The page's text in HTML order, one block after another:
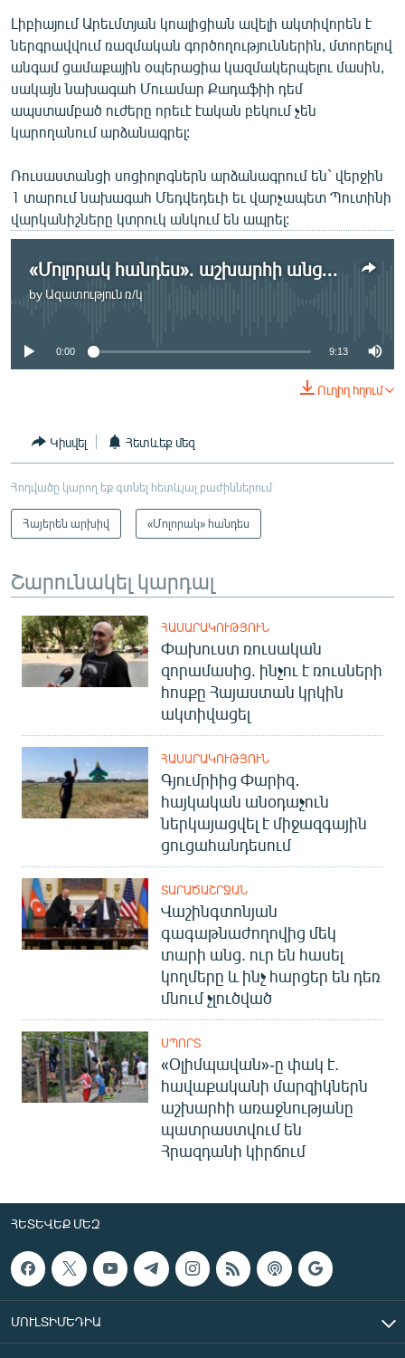
ՁԳՏԵԼՈՎ ԼԱՎԱԳՈՒՅՆԻՆ
ՓՈԴՔԱՍԹ
Հայերեն
Русский
ՀԵՏԵՎԵՔ ՄԵԶ
«Ազատության» բոլոր կայքերը
Լիբիայում Արեւմտյան կոալիցիան ավելի ակտիվորեն է
ներգրավվում ռազմական գործողություններին, մտորելով
անգամ ցամաքային օպերացիա կազմակերպելու մասին,
սակայն նախագահ Մուամար Քադաֆիի դեմ
ապստամբած ուժերը որեւէ էական բեկում չեն
կարողանում արձանագրել:
Ռուսաստանցի սոցիոլոգներն արձանագրում են` վերջին
1 տարում նախագահ Մեդվեդեւի եւ վարչապետ Պուտինի
վարկանիշները կտրուկ անկում են ապրել:
«Մոլորակ հանդես». աշխարհի անցուդարձը
by Ազատություն ռ/կ
No media source currently available
0:00 9:13
Ուղիղ հղում
Կիսվել Հետևեք մեզ
Հոդվածը կարող եք գտնել հետևյալ բաժիններում
Հայերեն արխիվ «Մոլորակ» հանդես
Շարունակել կարդալ
ՀԱՍԱՐԱԿՈՒԹՅՈՒՆ
Փախուստ ռուսական
զորամասից. ինչու է ռուսների
հոսքը Հայաստան կրկին
ակտիվացել
ՀԱՍԱՐԱԿՈՒԹՅՈՒՆ
Գյումրիից Փարիզ․
հայկական անօդաչուն
ներկայացվել է միջազգային
ցուցահանդեսում
ՏԱՐԱԾԱՇՐՋԱՆ
Վաշինգտոնյան
գագաթնաժողովից մեկ
տարի անց. ուր են հասել
կողմերը և ինչ հարցեր են դեռ
մնում չլուծված
ՍՊՈՐՏ
«Օլիմպավան»-ը փակ է.
հավաքականի մարզիկներն
աշխարհի առաջնությանը
պատրաստվում են
Հրազդանի կիրճում
ՀԵՏԵՎԵՔ ՄԵԶ
ՄՈՒԼՏԻՄԵԴԻԱ